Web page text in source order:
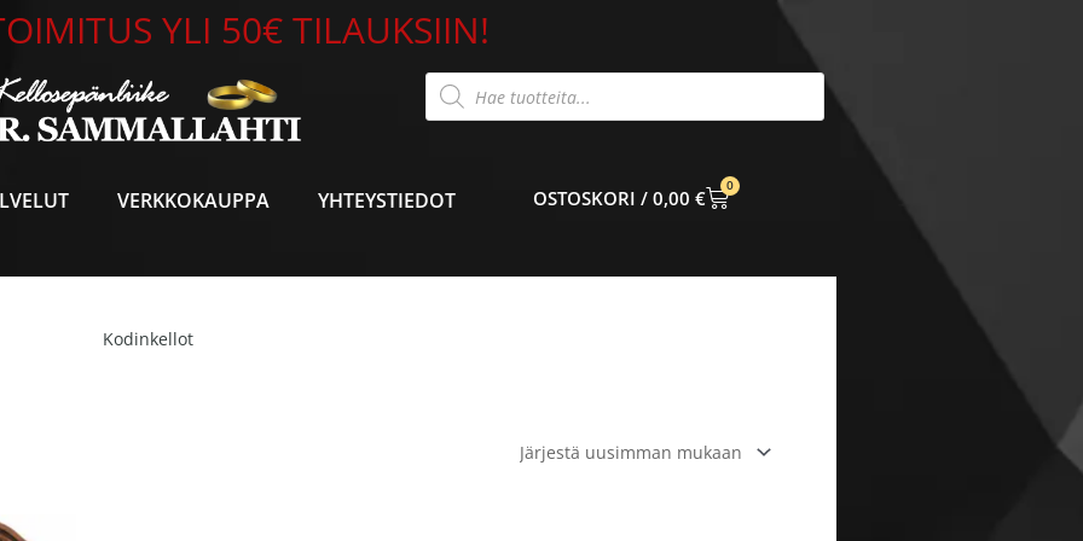
YLI 50€ TILAUKSIIN!
Products
search
VERKKOKAUPPA YHTEYSTIEDOT 0,00 €
0
CART
Kodinkellot